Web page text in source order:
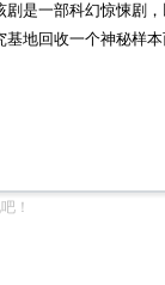
剧是一部科幻惊悚剧
地回收一个神秘样本